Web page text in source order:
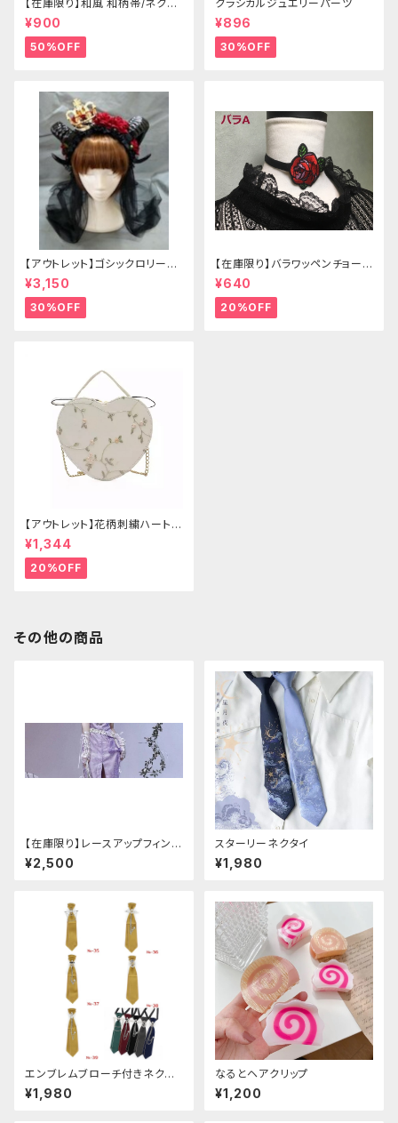
【在庫限り】和風 和柄帯/ネクタ
イ/リボン（狐面/金魚
¥900
50%OFF
クラシカルジュエリーパーツ
¥896
30%OFF
【アウトレット】ゴシックロリータ
ゴールドクラウン＆ホーン(ヴェ
ール付き)
¥3,150
30%OFF
【在庫限り】バラワッペンチョーカ
ー
¥640
20%OFF
【アウトレット】花柄刺繍ハートバ
ッグ
¥1,344
20%OFF
その他の商品
【在庫限り】レースアップフィンガ
ーレスカバー(パンクチャイナ)
¥2,500
スターリーネクタイ
¥1,980
エンブレムブローチ付きネクタ
イ(イエロー)
¥1,980
なるとヘアクリップ
¥1,200